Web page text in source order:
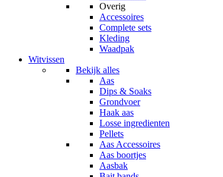
Overig
Accessoires
Complete sets
Kleding
Waadpak
Witvissen
Bekijk alles
Aas
Dips & Soaks
Grondvoer
Haak aas
Losse ingredienten
Pellets
Aas Accessoires
Aas boortjes
Aasbak